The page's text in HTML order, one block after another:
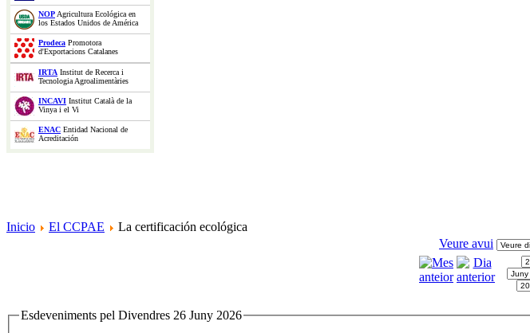
NOPAgricultura Ecológica en
los Estados Unidos de América
Prodeca Promotora
d'Exportacions Catalanes
IRTA Institut de Recerca i
Tecnologia Agroalimentàries
INCAVI Institut Català de la
Vinya i el Vi
ENAC Entidad Nacional de
Acreditación
Inicio El CCPAE
La certificación ecológica
Veure avui
Esdeveniments pel Divendres 26 Juny 2026